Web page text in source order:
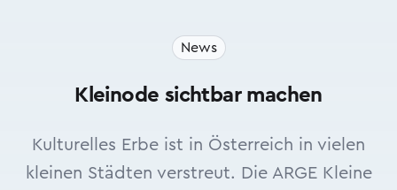
News
Kleinode sichtbar machen
Kulturelles Erbe ist in Österreich in vielen
kleinen Städten verstreut. Die ARGE Kleine